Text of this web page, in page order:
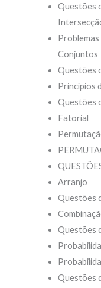
Questões
Conjuntos
Questões
Princípios
Questões
Fatorial
Arranjo
Questões
Questões
Questões